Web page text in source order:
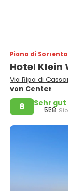
Piano di Sorrento
Hotel Klein
Via Ripa di
von Center
8 Sehr gut
558